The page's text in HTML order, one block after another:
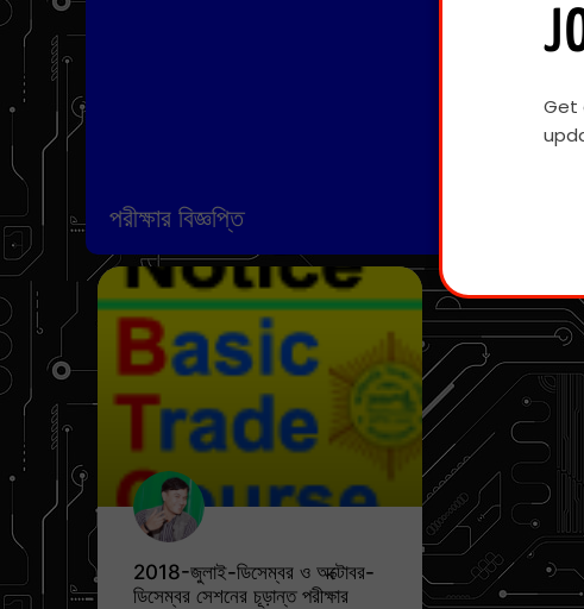
পরীক্ষার বিজ্ঞপ্তি
2018-জুলাই-ডিসেম্বর ও অক্টোবর-
ডিসেম্বর সেশনের চূড়ান্ত পরীক্ষার
Get